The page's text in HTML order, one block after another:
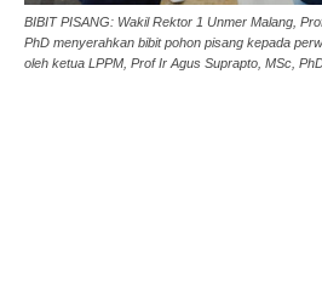
BIBIT PISANG: Wakil Rektor 1 Unmer Malang,
PhD menyerahkan bibit pohon pisang kepada
oleh ketua LPPM, Prof Ir Agus Suprapto, MSc,